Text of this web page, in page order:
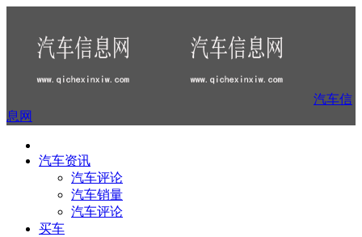
汽车信
息网
汽车资讯
汽车评论
汽车销量
汽车评论
买车